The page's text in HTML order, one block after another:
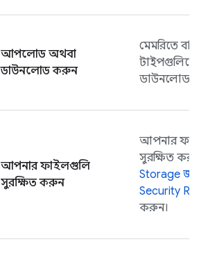
আপলোড অথবা
ডাউনলোড করুন
মেমরিতে বা
টাইপগুলিতে
ডাউনলোড
আপনার ফাইলগুলি
সুরক্ষিত করুন
আপনার
সুরক্ষিত করতে
Storage জন্য
Security Rules
করুন।